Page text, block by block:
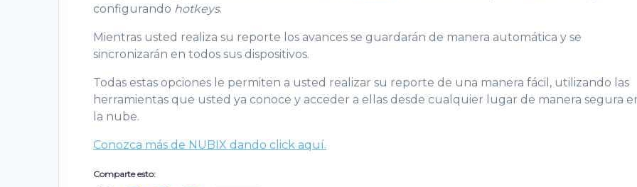
configurando hotkeys.
Mientras usted realiza su reporte los avances se guardarán de manera automática y se
sincronizarán en todos sus dispositivos.
Todas estas opciones le permiten a usted realizar su reporte de una manera fácil, utilizando las
herramientas que usted ya conoce y acceder a ellas desde cualquier lugar de manera segura
la nube.
Conozca más de NUBIX dando click aquí.
Comparte esto: